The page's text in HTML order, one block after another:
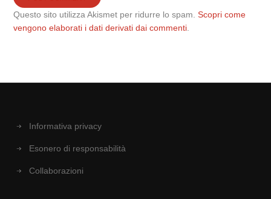
Questo sito utilizza Akismet per ridurre lo spam.Scopri come
vengono elaborati i dati derivati dai commenti.
Informativa privacy
Esonero di responsabilità
Collaborazioni